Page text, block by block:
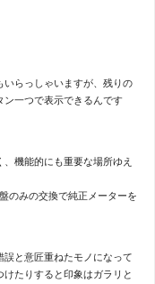
いらっしゃいますが、残りの
ン一つで表示できるんです
機能的にも重要な場所ゆえ
のみの交換で純正メーターを
と意匠重ねたモノになって
たりすると印象はガラリと